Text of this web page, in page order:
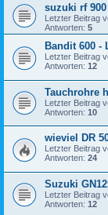
suzuki rf
Letzter Beitrag
Antworten: 5
Bandit 600 -
Letzter Beitrag
Antworten: 12
Tauchrohre
Letzter Beitrag
Antworten: 10
wieviel DR
Letzter Beitrag
Antworten: 24
Suzuki
Letzter Beitrag
Antworten: 12